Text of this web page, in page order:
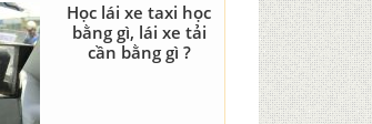
Học lái xe taxi học
bằng gì, lái xe tải
cần bằng gì ?